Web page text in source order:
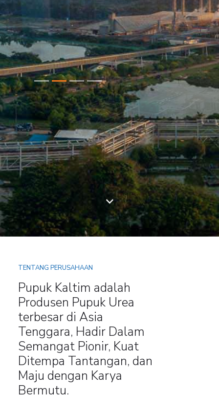
TENTANG PERUSAHAAN
Pupuk Kaltim adalah
Produsen Pupuk Urea
terbesar di Asia
Tenggara, Hadir Dalam
Semangat Pionir, Kuat
Ditempa Tantangan, dan
Maju dengan Karya
Bermutu.